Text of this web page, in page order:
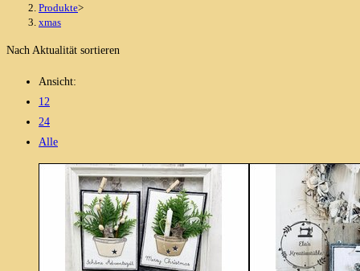
Produkte>
xmas
Nach Aktualität sortieren
Ansicht:
12
24
Alle